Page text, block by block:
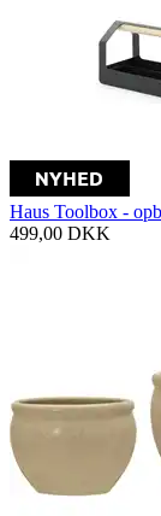
Haus Toolbox -
499,00 DKK